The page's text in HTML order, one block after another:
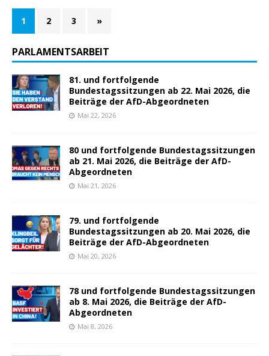
1 2 3 »
PARLAMENTSARBEIT
81. und fortfolgende
Bundestagssitzungen ab 22. Mai 2026, die
Beiträge der AfD-Abgeordneten
Mai 22, 2026
80 und fortfolgende Bundestagssitzungen
ab 21. Mai 2026, die Beiträge der AfD-
Abgeordneten
Mai 21, 2026
79. und fortfolgende
Bundestagssitzungen ab 20. Mai 2026, die
Beiträge der AfD-Abgeordneten
Mai 20, 2026
78 und fortfolgende Bundestagssitzungen
ab 8. Mai 2026, die Beiträge der AfD-
Abgeordneten
Mai 8, 2026